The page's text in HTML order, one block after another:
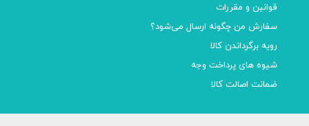
قوانین و مقررات
سفارش من چگونه ارسال می‌شود؟
رویه برگرداندن کالا
شیوه های پرداخت وجه
ضمانت اصالت کالا